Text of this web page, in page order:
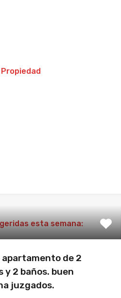
esta semana:
de 2
y 2 baños. buen
juzgados.